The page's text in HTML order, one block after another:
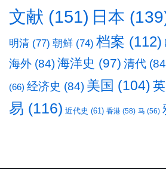
文献 (151) 日本
明清 (77) 朝鲜 (74) 档案 (112)
海外 (84)海洋史 (97) 清代
(66) 经济史 (84) 美国 (104)
易 (116) 近代史 (61) 香港 (58) 马 (56)